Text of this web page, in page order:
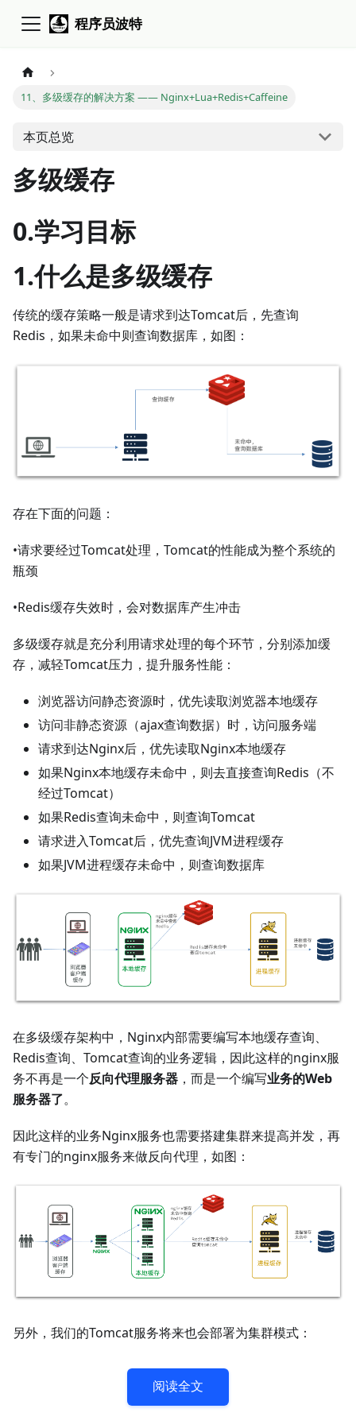
程序员波特
11、多级缓存的解决方案 —— Nginx+Lua+Redis+Caffeine
本页总览
多级缓存
0.学习目标
1.什么是多级缓存
传统的缓存策略一般是请求到达Tomcat后，先查询
Redis，如果未命中则查询数据库，如图：
存在下面的问题：
•请求要经过Tomcat处理，Tomcat的性能成为整个系统的
瓶颈
•Redis缓存失效时，会对数据库产生冲击
多级缓存就是充分利用请求处理的每个环节，分别添加缓
存，减轻Tomcat压力，提升服务性能：
浏览器访问静态资源时，优先读取浏览器本地缓存
访问非静态资源（ajax查询数据）时，访问服务端
请求到达Nginx后，优先读取Nginx本地缓存
如果Nginx本地缓存未命中，则去直接查询Redis（不
经过Tomcat）
如果Redis查询未命中，则查询Tomcat
请求进入Tomcat后，优先查询JVM进程缓存
如果JVM进程缓存未命中，则查询数据库
在多级缓存架构中，Nginx内部需要编写本地缓存查询、
Redis查询、Tomcat查询的业务逻辑，因此这样的nginx服
务不再是一个反向代理服务器 ，而是一个编写业务的Web
服务器了。
因此这样的业务Nginx服务也需要搭建集群来提高并发，再
有专门的nginx服务来做反向代理，如图：
另外，我们的Tomcat服务将来也会部署为集群模式：
阅读全文